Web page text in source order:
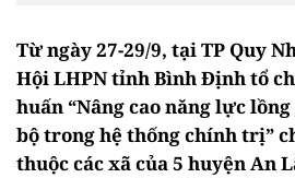
Từ ngày 27-29/9, tại TP Quy
Hội LHPN tỉnh Bình Định tổ
huấn “Nâng cao năng lực
bộ trong hệ thống chính trị”
thuộc các xã của 5 huyện An